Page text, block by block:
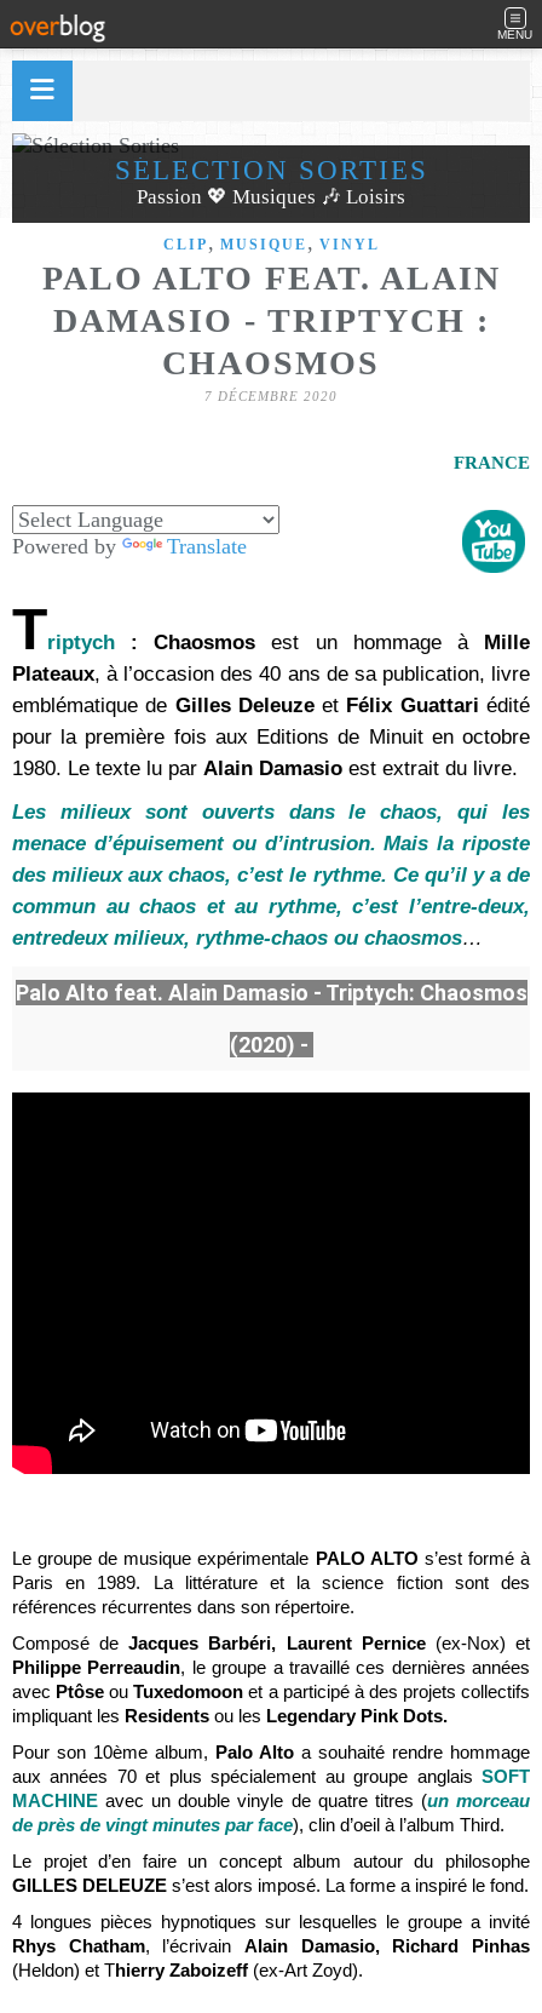
MENU
SÉLECTION SORTIES
Passion 💖 Musiques 🎶 Loisirs
CLIP , MUSIQUE , VINYL
PALO ALTO FEAT. ALAIN
DAMASIO - TRIPTYCH :
CHAOSMOS
7 DÉCEMBRE 2020
FRANCE
Powered by Translate
Triptych : Chaosmos est un hommage à
Mille
Plateaux, à l’occasion des 40 ans de sa publication, livre
emblématique de Gilles Deleuze et Félix Guattari édité
pour la première fois aux Editions de Minuit en octobre
1980. Le texte lu par Alain Damasio est extrait du livre.
Les milieux sont ouverts dans le chaos, qui les
menace d’épuisement ou d’intrusion. Mais la riposte
des milieux aux chaos, c’est le rythme. Ce qu’il y a de
commun au chaos et au rythme, c’est l’entre-deux,
entredeux milieux, rythme-chaos ou chaosmos…
Palo Alto feat. Alain Damasio - Triptych: Chaosmos
(2020) -
Texte G. Deleuze - Clip officiel
Le groupe de musique expérimentale PALO ALTO s’est formé à
Paris en 1989. La littérature et la science fiction sont des
références récurrentes dans son répertoire.
Composé deJacques Barbéri, Laurent Pernice(ex-Nox) et
Philippe Perreaudin, le groupe a travaillé ces dernières années
avec Ptôse ouTuxedomoon et a participé à des projets collectifs
impliquant les Residents ou les Legendary Pink Dots.
Pour son 10ème album, Palo Alto a souhaité rendre hommage
aux années 70 et plus spécialement au groupe anglais SOFT
MACHINE avec un double vinyle de quatre titres (un morceau
de près de vingt minutes par face), clin d’oeil à l’album Third.
Le projet d’en faire un concept album autour du philosophe
GILLES DELEUZE s’est alors imposé. La forme a inspiré le fond.
4 longues pièces hypnotiques sur lesquelles le groupe a invité
Rhys Chatham, l’écrivainAlain Damasio, Richard Pinhas
(Heldon) et Thierry Zaboizeff (ex-Art Zoyd).